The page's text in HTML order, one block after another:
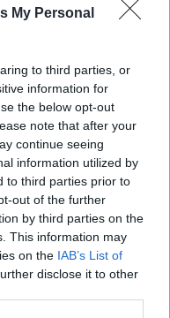
My Personal
to third parties, or
information for
the below opt-out
note that after your
continue seeing
information utilized by
to third parties prior to
out of the further
by third parties on the
This information may
on the IAB’s List of
disclose it to other
il tempo in